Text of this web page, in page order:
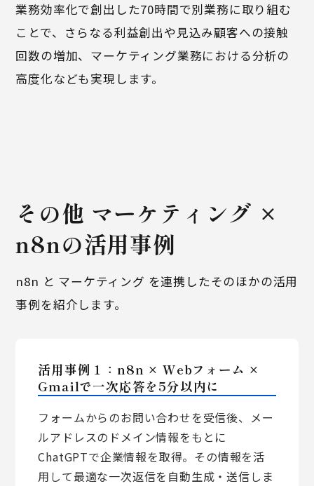
業務効率化で創出した70時間で別業務に取り組む
ことで、さらなる利益創出や見込み顧客への接触
回数の増加、マーケティング業務における分析の
高度化なども実現します。
その他 マーケティング ×
n8nの活用事例
n8n と マーケティング を連携したそのほかの活用
事例を紹介します。
活用事例１：n8n × Webフォーム ×
Gmailで一次応答を5分以内に
フォームからのお問い合わせを受信後、メー
ルアドレスのドメイン情報をもとに
ChatGPTで企業情報を取得。その情報を活
用して最適な一次返信を自動生成・送信しま